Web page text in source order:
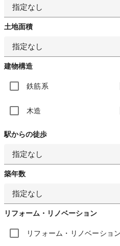
指定なし
土地面積
指定なし
建物構造
鉄筋系
木造
駅からの徒歩
指定なし
築年数
指定なし
リフォーム・リノベーション
リフォーム・リノベーショ